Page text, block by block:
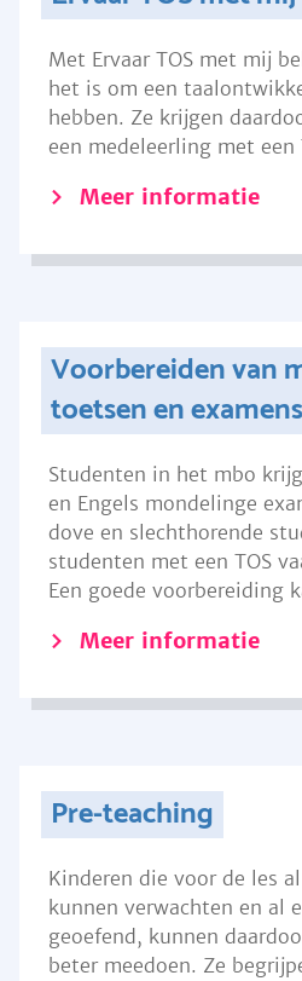
Met Ervaar TOS met mij
het is om een
hebben. Ze krijgen
een medeleerling met een
Meer informatie
Voorbereiden van
toetsen en
Studenten in het mbo
en Engels mondelinge
dove en slechthorende
studenten met een TOS
Een goede voorbereiding
Meer informatie
Pre-teaching
Kinderen die voor de les
kunnen verwachten en al
geoefend, kunnen
beter meedoen. Ze